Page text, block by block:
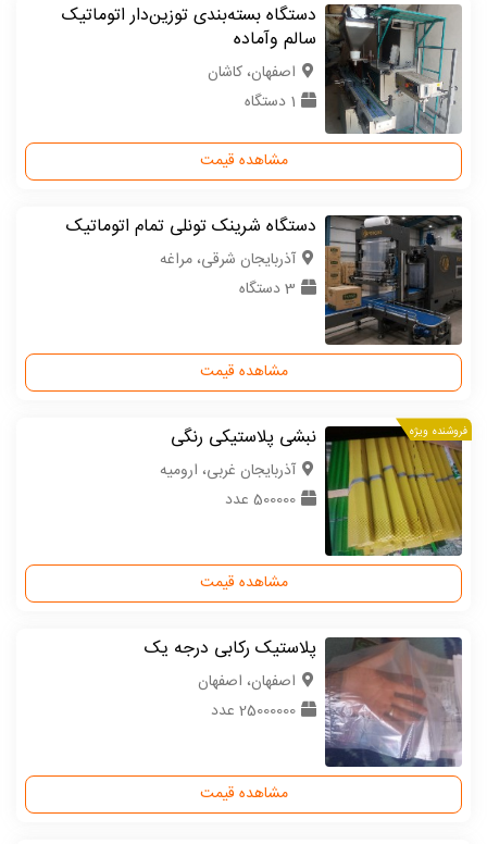
دستگاه بسته‌بندی توزین‌دار اتوماتیک
سالم وآماده
اصفهان، کاشان
1 دستگاه
مشاهده قیمت
دستگاه شرینک تونلی تمام اتوماتیک
آذربایجان شرقی، مراغه
3 دستگاه
مشاهده قیمت
فروشنده ویژه نبشی پلاستیکی رنگی
آذربایجان غربی، ارومیه
500000 عدد
مشاهده قیمت
پلاستیک رکابی درجه یک
اصفهان، اصفهان
25000000 عدد
مشاهده قیمت